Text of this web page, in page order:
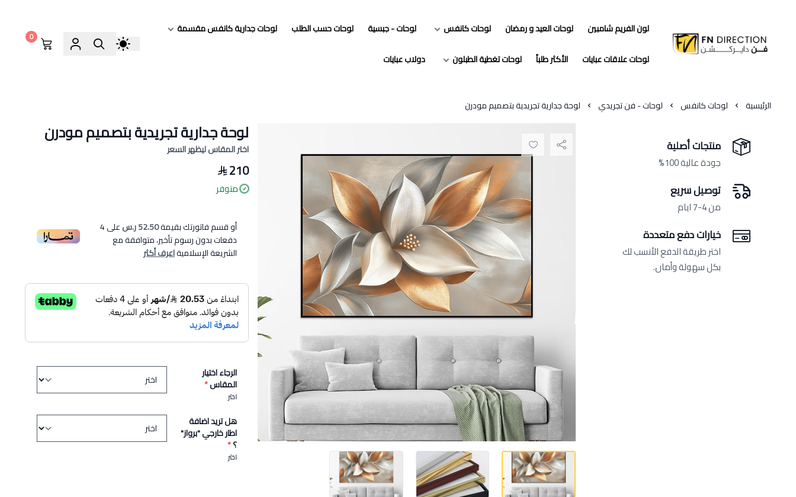
فن دايركشن
لون الفريم شامبين لوحات العيد و رمضان لوحات كانفس لوحات - جبسية لوحات حسب الطلب
لوحات جدارية كانفس مقسمة
لوحات علاقات عبايات
الأكثر طلباً لوحات تغطية الطبلون دولاب عبايات
0
الرئيسية لوحات كانفس لوحات - فن تجريدي لوحة جدارية تجريدية بتصميم مودرن
لوحة جدارية تجريدية بتصميم مودرن
اختر المقاس ليظهر السعر
210
متوفر
أو قسم فاتورتك بقيمة52.50 ر.س على4
دفعات بدون رسوم تأخير، متوافقة مع
الشريعة الإسلاميةاعرف أكثر
الرجاء اختيار
المقاس*
اختر
هل تريد اضافة
اطار خارجي "برواز"
؟*
اختر
منتجات أصلية
جودة عالية 100%
توصيل سريع
من 4-7 ايام
خيارات دفع متعددة
اختر طريقة الدفع الأنسب لك
بكل سهولة وأمان.